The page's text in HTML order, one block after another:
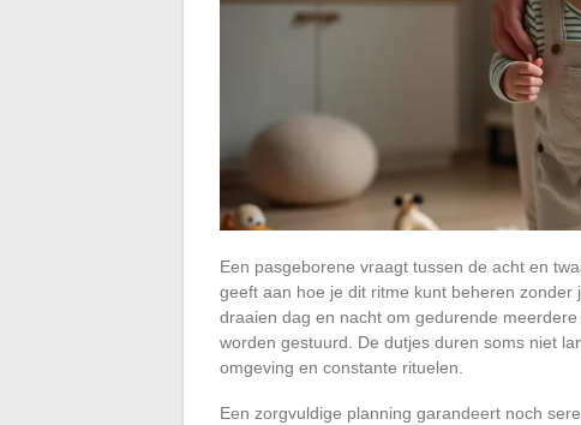
Een pasgeborene vraagt tussen de acht en
geeft aan hoe je dit ritme kunt beheren zonder
draaien dag en nacht om gedurende
worden gestuurd. De dutjes duren soms niet
omgeving en constante rituelen.
Een zorgvuldige planning garandeert noch